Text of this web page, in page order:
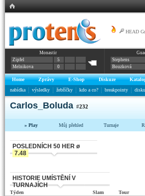
HEAD
Monastir
Zipfel
5
Melnikova
0
Stephens
Bouzková
Home Zprávy E-Shop Diskuze
nabídka
výsledky žebříčky kdo a co? breakpointy
Carlos_Boluda#232
» Play Můj přehled Turnaje
POSLEDNÍCH 50 HER ø
7.48
HISTORIE UMÍSTĚNÍ V
TURNAJÍCH
Týden Slam Tour